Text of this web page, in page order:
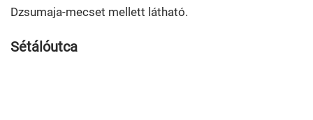
Dzsumaja-mecset mellett látható.
Sétálóutca